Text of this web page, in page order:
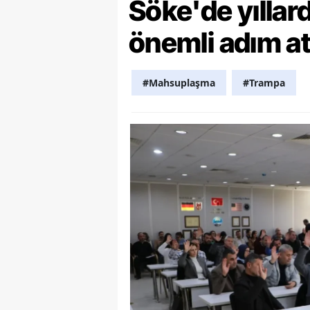
Söke'de
önemli adım
#Mahsuplaşma #Trampa